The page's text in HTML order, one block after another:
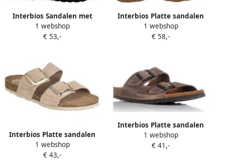
Interbios Sandalen met
sleehak 5378
1 webshop
€ 53,-
Interbios Platte sandalen
MANDEN 4486
1 webshop
€ 58,-
Interbios Platte sandalen
MANDEN 7232
1 webshop
€ 43,-
Interbios Platte sandalen
MANDEN 7206
1 webshop
€ 41,-